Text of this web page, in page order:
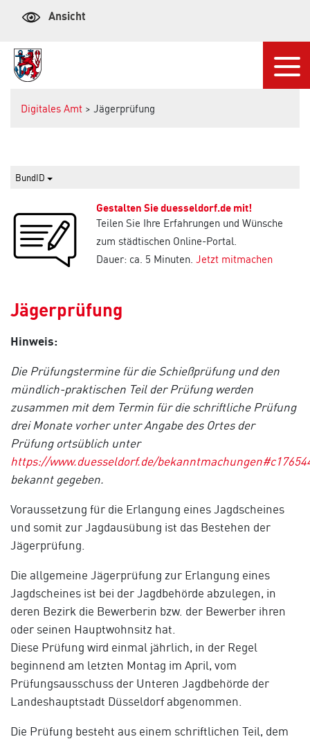
Ansicht
Digitales Amt > Jägerprüfung
BundID
Gestalten Sie duesseldorf.de mit!
Teilen Sie Ihre Erfahrungen und Wünsche
zum städtischen Online-Portal.
Dauer: ca. 5 Minuten. Jetzt mitmachen
Jägerprüfung
Hinweis:
Die Prüfungstermine für die Schießprüfung und den
mündlich-praktischen Teil der Prüfung werden
zusammen mit dem Termin für die schriftliche Prüfung
drei Monate vorher unter Angabe des Ortes der
Prüfung ortsüblich unter
https://www.duesseldorf.de/
bekannt gegeben.
Voraussetzung für die Erlangung eines Jagdscheines
und somit zur Jagdausübung ist das Bestehen der
Jägerprüfung.
Die allgemeine Jägerprüfung zur Erlangung eines
Jagdscheines ist bei der Jagdbehörde abzulegen, in
deren Bezirk die Bewerberin bzw. der Bewerber ihren
oder seinen Hauptwohnsitz hat.
Diese Prüfung wird einmal jährlich, in der Regel
beginnend am letzten Montag im April, vom
Prüfungsausschuss der Unteren Jagdbehörde der
Landeshauptstadt Düsseldorf abgenommen.
Die Prüfung besteht aus einem schriftlichen Teil, dem